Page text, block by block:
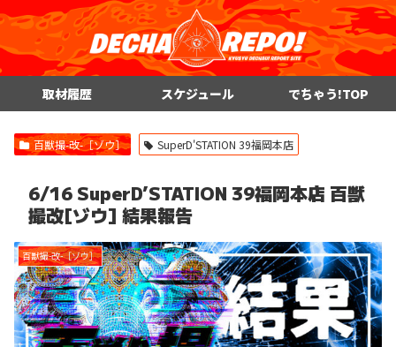
取材履歴 スケジュール でちゃう!TOP
百獣撮-改-［ゾウ］ SuperD'STATION 39福岡本店
6/16 SuperD’STATION 39福岡本店 百獣
撮改[ゾウ] 結果報告
百獣撮-改-［ゾウ］